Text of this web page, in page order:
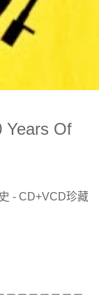
Years Of
- CD+VCD珍藏
－－－－－－－